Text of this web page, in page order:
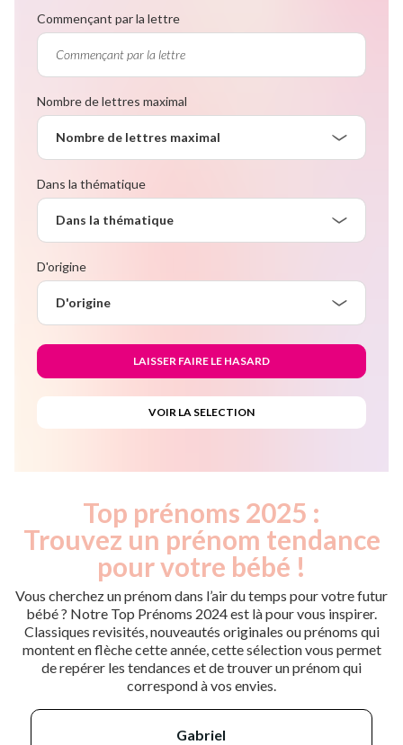
Commençant par la lettre
Nombre de lettres maximal
Nombre de lettres maximal
Dans la thématique
Dans la thématique
D'origine
D'origine
Top prénoms 2025 :
Trouvez un prénom tendance
pour votre bébé !
Vous cherchez un prénom dans l’air du temps pour votre futur
bébé ? Notre Top Prénoms 2024 est là pour vous inspirer.
Classiques revisités, nouveautés originales ou prénoms qui
montent en flèche cette année, cette sélection vous permet
de repérer les tendances et de trouver un prénom qui
correspond à vos envies.
gabriel